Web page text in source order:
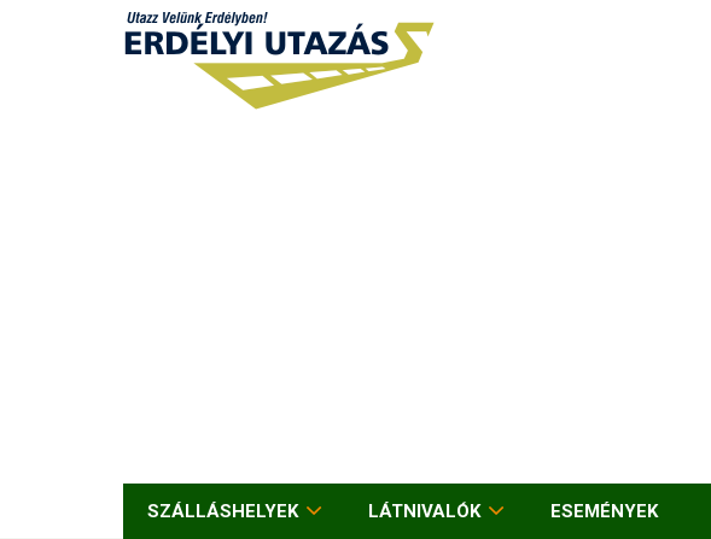
SZÁLLÁSHELYEK LÁTNIVALÓK ESEMÉNYEK